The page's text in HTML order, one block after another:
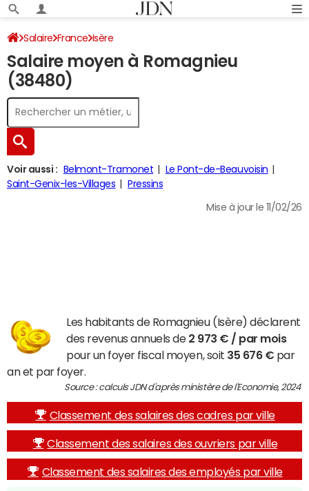
Salaire France Isère
Salaire moyen à Romagnieu
(38480)
Voir aussi : Belmont-Tramonet
Le Pont-de-Beauvoisin
Saint-Genix-les-Villages
Pressins
Mise à jour le 11/02/26
Les habitants de Romagnieu (Isère) déclarent
des revenus annuels de 2 973 € / par mois
pour un foyer fiscal moyen, soit 35 676 € par
an et par foyer.
Source : calculs JDN d'après ministère de l'Economie, 2024
Classement des salaires des cadres par ville
Classement des salaires des ouvriers par ville
Classement des salaires des employés par ville